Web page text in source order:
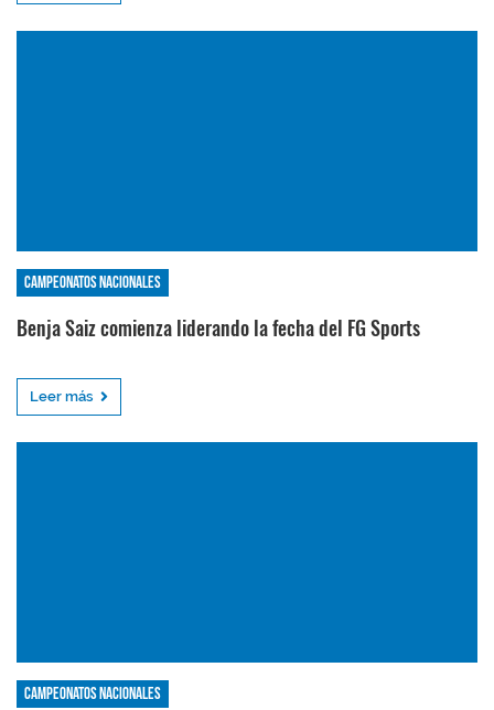
Campeonatos nacionales
Benja Saiz comienza liderando la fecha del FG Sports
Leer más
Campeonatos nacionales